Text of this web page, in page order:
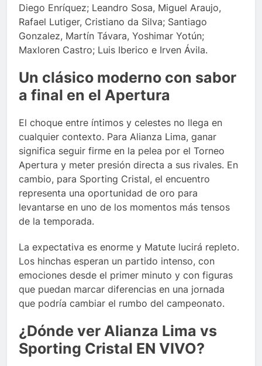
Diego Enríquez; Leandro Sosa, Miguel Araujo,
Rafael Lutiger, Cristiano da Silva; Santiago
Gonzalez, Martín Távara, Yoshimar Yotún;
Maxloren Castro; Luis Iberico e Irven Ávila.
Un clásico moderno con sabor
a final en el Apertura
El choque entre íntimos y celestes no llega en
cualquier contexto. Para Alianza Lima, ganar
significa seguir firme en la pelea por el Torneo
Apertura y meter presión directa a sus rivales. En
cambio, para Sporting Cristal, el encuentro
representa una oportunidad de oro para
levantarse en uno de los momentos más tensos
de la temporada.
La expectativa es enorme y Matute lucirá repleto.
Los hinchas esperan un partido intenso, con
emociones desde el primer minuto y con figuras
que puedan marcar diferencias en una jornada
que podría cambiar el rumbo del campeonato.
¿Dónde ver Alianza Lima vs
Sporting Cristal EN VIVO?